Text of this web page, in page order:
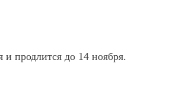
и продлится до 14 ноября.